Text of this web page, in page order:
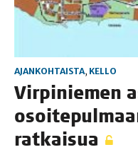
AJANKOHTAISTA, KELLO
Vir­pi­nie­men
ratkaisua